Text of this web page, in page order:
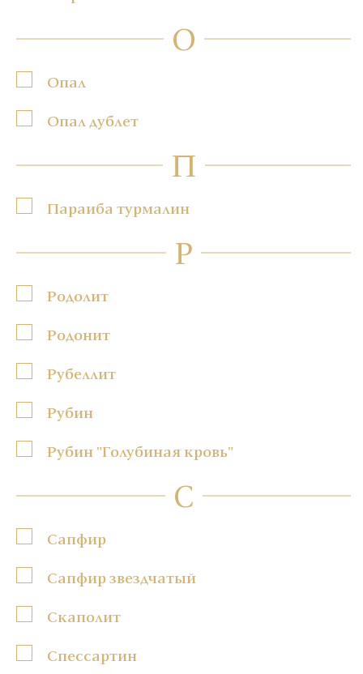
О
Опал
Опал дублет
П
Параиба турмалин
Р
Родолит
Родонит
Рубеллит
Рубин
Рубин "Голубиная кровь"
С
Сапфир
Сапфир звездчатый
Скаполит
Спессартин